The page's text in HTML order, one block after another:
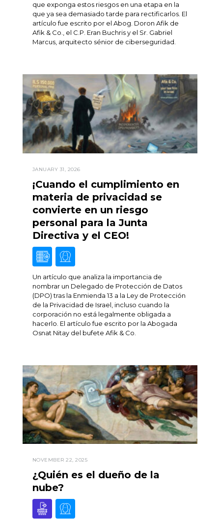
que exponga estos riesgos en una etapa en la
que ya sea demasiado tarde para rectificarlos. El
artículo fue escrito por el Abog. Doron Afik de
Afik & Co., el C.P. Eran Buchris y el Sr. Gabriel
Marcus, arquitecto sénior de ciberseguridad.
JANUARY 31, 2026
¡Cuando el cumplimiento en
materia de privacidad se
convierte en un riesgo
personal para la Junta
Directiva y el CEO!
Un artículo que analiza la importancia de
nombrar un Delegado de Protección de Datos
(DPO) tras la Enmienda 13 a la Ley de Protección
de la Privacidad de Israel, incluso cuando la
corporación no está legalmente obligada a
hacerlo. El artículo fue escrito por la Abogada
Osnat Nitay del bufete Afik & Co.
NOVEMBER 22, 2025
¿Quién es el dueño de la
nube?